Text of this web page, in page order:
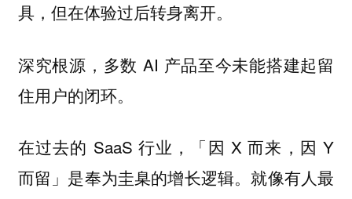
具，但在体验过后转身离开。
深究根源，多数 AI 产品至今未能搭建起留
住用户的闭环。
在过去的 SaaS 行业，「因 X 而来，因 Y
而留」是奉为圭臬的增长逻辑。就像有人最